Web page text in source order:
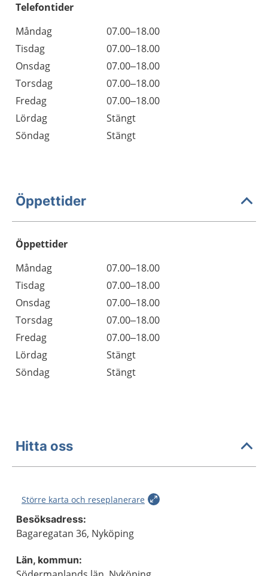
Telefontider
Måndag
07.00–18.00
Tisdag
07.00–18.00
Onsdag
07.00–18.00
Torsdag
07.00–18.00
Fredag
07.00–18.00
Lördag
Stängt
Söndag
Stängt
Öppettider
Öppettider
Dag
Öppettider
Kommentarer
Måndag
07.00–18.00
Tisdag
07.00–18.00
Onsdag
07.00–18.00
Torsdag
07.00–18.00
Fredag
07.00–18.00
Lördag
Stängt
Söndag
Stängt
Hitta oss
Större karta och reseplanerare
Besöksadress:
Bagaregatan 36, Nyköping
Län, kommun: